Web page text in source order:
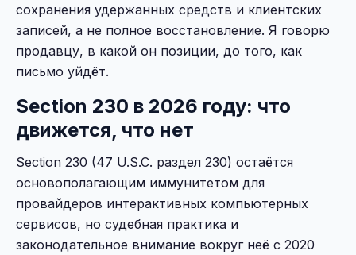
сохранения удержанных средств и клиентских
записей, а не полное восстановление. Я говорю
продавцу, в какой он позиции, до того, как
письмо уйдёт.
Section 230 в 2026 году: что
движется, что нет
Section 230 (47 U.S.C. раздел 230) остаётся
основополагающим иммунитетом для
провайдеров интерактивных компьютерных
сервисов, но судебная практика и
законодательное внимание вокруг неё с 2020